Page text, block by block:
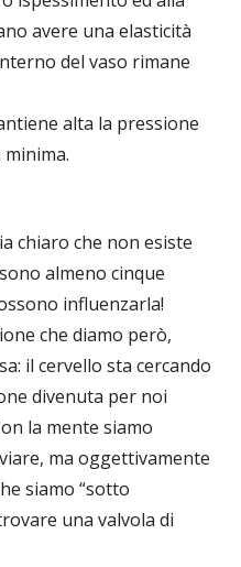
avere una elasticità
del vaso rimane
alta la pressione
chiaro che non esiste
almeno cinque
influenzarla!
che diamo però,
il cervello sta cercando
divenuta per noi
la mente siamo
ma oggettivamente
siamo “sotto
una valvola di